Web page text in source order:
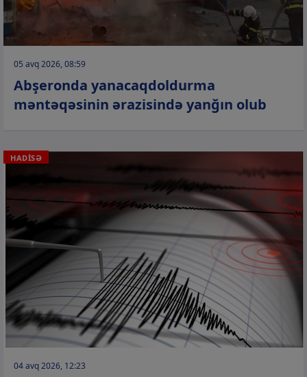
05 avq 2026, 08:59
Abşeronda yanacaqdoldurma
məntəqəsinin ərazisində yanğın olub
HADİSƏ
04 avq 2026, 12:23